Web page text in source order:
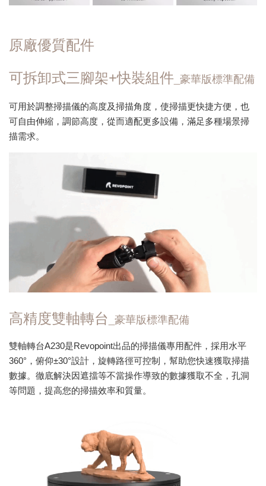
原廠優質配件
可拆卸式三腳架+快裝組件 _豪華版標準配備
可用於調整掃描儀的高度及掃描角度，使掃描更快捷方便，也
可自由伸縮，調節高度，從而適配更多設備，滿足多種場景掃
描需求。
高精度雙軸轉台 _豪華版標準配備
雙軸轉台A230是Revopoint出品的掃描儀專用配件，採用水平
360°，俯仰±30°設計，旋轉路徑可控制，幫助您快速獲取掃描
數據。徹底解決因遮擋等不當操作導致的數據獲取不全，孔洞
等問題，提高您的掃描效率和質量。